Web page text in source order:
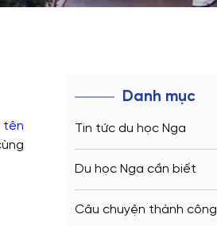
tên
Danh mục
Tin tức du học Nga
Du học Nga cần biết
Câu chuyện thành công